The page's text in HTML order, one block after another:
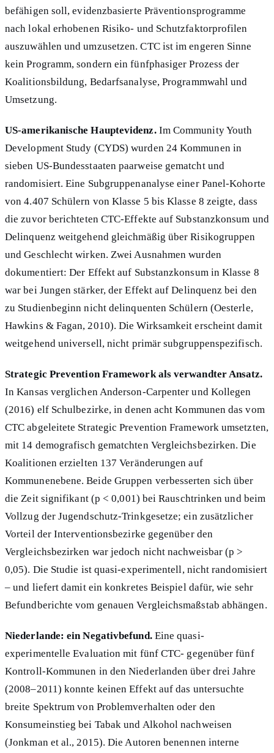
befähigen soll, evidenzbasierte Präventionsprogramme
nach lokal erhobenen Risiko- und Schutzfaktorprofilen
auszuwählen und umzusetzen. CTC ist im engeren Sinne
kein Programm, sondern ein fünfphasiger Prozess der
Koalitionsbildung, Bedarfsanalyse, Programmwahl und
Umsetzung.
US-amerikanische Hauptevidenz.Im Community Youth
Development Study (CYDS) wurden 24 Kommunen in
sieben US-Bundesstaaten paarweise gematcht und
randomisiert. Eine Subgruppenanalyse einer Panel-Kohorte
von 4.407 Schülern von Klasse 5 bis Klasse 8 zeigte, dass
die zuvor berichteten CTC-Effekte auf Substanzkonsum und
Delinquenz weitgehend gleichmäßig über Risikogruppen
und Geschlecht wirken. Zwei Ausnahmen wurden
dokumentiert: Der Effekt auf Substanzkonsum in Klasse 8
war bei Jungen stärker, der Effekt auf Delinquenz bei den
zu Studienbeginn nicht delinquenten Schülern (Oesterle,
Hawkins & Fagan, 2010). Die Wirksamkeit erscheint damit
weitgehend universell, nicht primär subgruppenspezifisch.
Strategic Prevention Framework als verwandter Ansatz.
In Kansas verglichen Anderson-Carpenter und Kollegen
(2016) elf Schulbezirke, in denen acht Kommunen das vom
CTC abgeleitete Strategic Prevention Framework umsetzten,
mit 14 demografisch gematchten Vergleichsbezirken. Die
Koalitionen erzielten 137 Veränderungen auf
Kommunenebene. Beide Gruppen verbesserten sich über
die Zeit signifikant (p < 0,001) bei Rauschtrinken und beim
Vollzug der Jugendschutz-Trinkgesetze; ein zusätzlicher
Vorteil der Interventionsbezirke gegenüber den
Vergleichsbezirken war jedoch nicht nachweisbar (p >
0,05). Die Studie ist quasi-experimentell, nicht randomisiert
– und liefert damit ein konkretes Beispiel dafür, wie sehr
Befundberichte vom genauen Vergleichsmaßstab abhängen.
Niederlande: ein Negativbefund.Eine quasi-
experimentelle Evaluation mit fünf CTC- gegenüber fünf
Kontroll-Kommunen in den Niederlanden über drei Jahre
(2008–2011) konnte keinen Effekt auf das untersuchte
breite Spektrum von Problemverhalten oder den
Konsumeinstieg bei Tabak und Alkohol nachweisen
(Jonkman et al., 2015). Die Autoren benennen interne